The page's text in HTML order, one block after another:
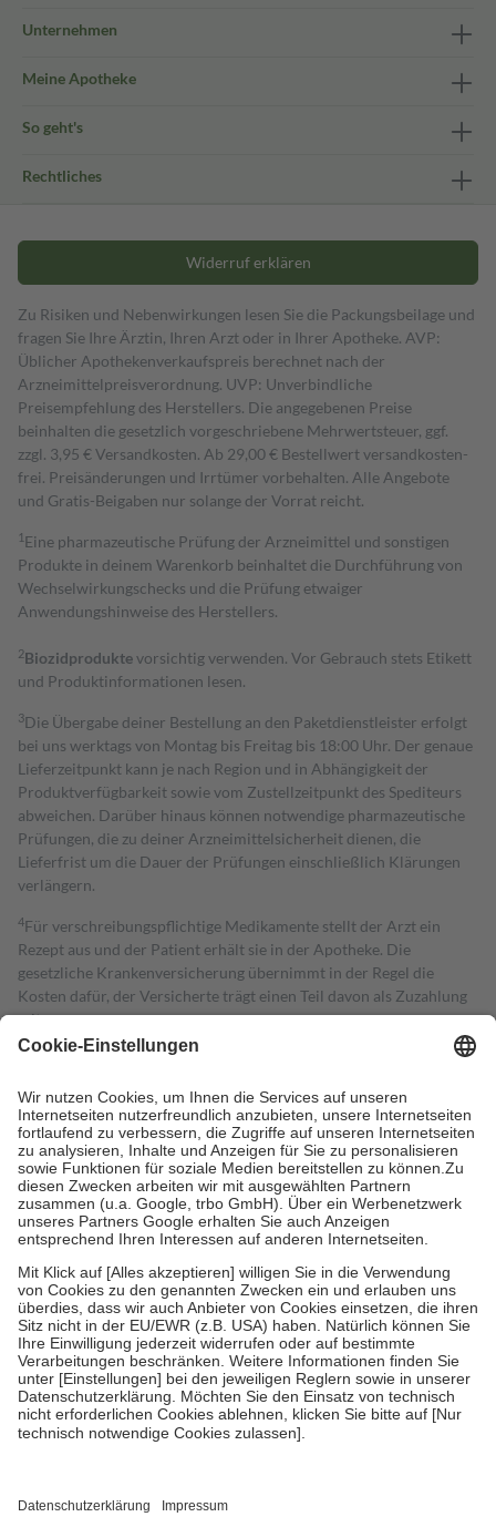
Unternehmen
Meine Apotheke
So geht's
Rechtliches
Widerruf erklären
Zu Risiken und Nebenwirkungen lesen Sie die Packungsbeilage und
fragen Sie Ihre Ärztin, Ihren Arzt oder in Ihrer Apotheke. AVP:
Üblicher Apothekenverkaufspreis berechnet nach der
Arzneimittelpreisverordnung. UVP: Unverbindliche
Preisempfehlung des Herstellers. Die angegebenen Preise
beinhalten die gesetzlich vorgeschriebene Mehrwertsteuer, ggf.
zzgl. 3,95 € Versandkosten. Ab 29,00 € Bestell­wert versand­kosten­
frei. Preisänderungen und Irrtümer vorbehalten. Alle Angebote
und Gratis-Beigaben nur solange der Vorrat reicht.
1 Eine pharmazeutische Prüfung der Arzneimittel und sonstigen
Produkte in deinem Warenkorb beinhaltet die Durchführung von
Wechselwirkungschecks und die Prüfung etwaiger
Anwendungshinweise des Herstellers.
2Biozidproduktevorsichtig verwenden. Vor Gebrauch stets Etikett
und Produktinformationen lesen.
3Die Übergabe deiner Bestellung an den Paketdienstleister erfolgt
bei uns werktags von Montag bis Freitag bis 18:00 Uhr. Der genaue
Lieferzeitpunkt kann je nach Region und in Abhängigkeit der
Produktverfügbarkeit sowie vom Zustellzeitpunkt des Spediteurs
abweichen. Darüber hinaus können notwendige pharmazeutische
Prüfungen, die zu deiner Arzneimittelsicherheit dienen, die
Lieferfrist um die Dauer der Prüfungen einschließlich Klärungen
verlängern.
4Für verschreibungspflichtige Medikamente stellt der Arzt ein
Rezept aus und der Patient erhält sie in der Apotheke. Die
gesetzliche Krankenversicherung übernimmt in der Regel die
Kosten dafür, der Versicherte trägt einen Teil davon als Zuzahlung
mit.
Grundsätzlich leisten Mitglieder Zuzahlungen in Höhe von zehn
höchstens zehn Euro.
Es sind jedoch nie mehr als die tatsächlichen
Kosten der Leistung zu entrichten.
Diese Regeln gelten grundsätzlich auch für Online-Apotheken.
Bei Heilmitteln und häuslicher Krankenpflege beträgt die
Zuzahlung zehn Prozent der Kosten sowie zehn Euro je
Verordnung.
Um das Engagement der Versicherten für ihre eigene Gesundheit zu
stärken und die besondere Stellung der Familie zu unterstützen,
fallenkeine Zuzahlungenan bei:
• Kindern und Jugendlichen bis zum vollendeten 18. Lebensjahr
mit Ausnahme der Fahrkosten
• Untersuchungen zur Vorsorge und Früherkennung, die von der
GKV getragen werden
• empfohlenen Schutzimpfungen
• Harn- und Blutteststreifen
getroffen, um sicherzustellen, dass es sich um echte Bewertungen